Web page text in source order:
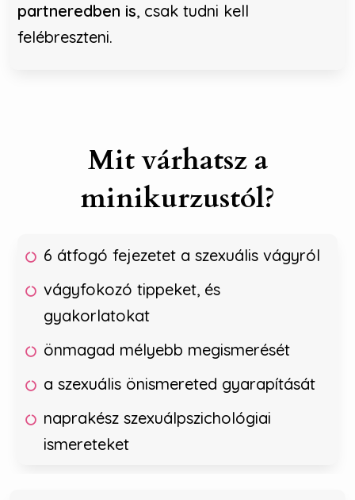
partneredben is, csak tudni kell
felébreszteni.
Mit várhatsz a
minikurzustól?
6 átfogó fejezetet a szexuális vágyról
vágyfokozó tippeket, és
gyakorlatokat
önmagad mélyebb megismerését
a szexuális önismereted gyarapítását
naprakész szexuálpszichológiai
ismereteket